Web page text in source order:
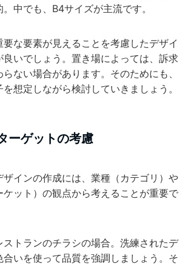
中でも、B4サイズが主流です。
要な要素が見えることを考慮したデザイ
良いでしょう。置き場によっては、訴求
ない場合があります。そのためにも、
想定しながら検討していきましょう。
ーゲットの考慮
インの作成には、業種（カテゴリ）や
ケット）の観点から考えることが重要で
ストランのチラシの場合。洗練されたデ
いを使って品質を強調しましょう。そ